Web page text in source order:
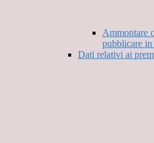
Ammontare
pubblicare in
Dati relativi ai